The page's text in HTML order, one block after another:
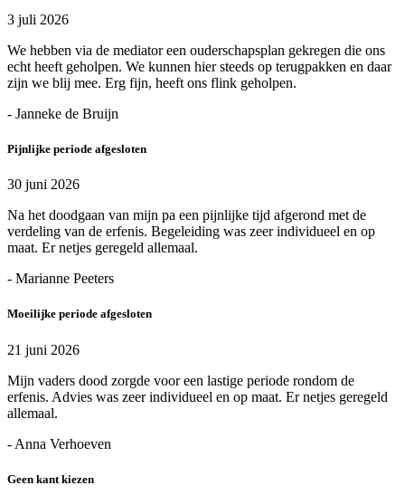
3 juli 2026
We hebben via de mediator een ouderschapsplan gekregen die ons
echt heeft geholpen. We kunnen hier steeds op terugpakken en daar
zijn we blij mee. Erg fijn, heeft ons flink geholpen.
- Janneke de Bruijn
Pijnlijke periode afgesloten
30 juni 2026
Na het doodgaan van mijn pa een pijnlijke tijd afgerond met de
verdeling van de erfenis. Begeleiding was zeer individueel en op
maat. Er netjes geregeld allemaal.
- Marianne Peeters
Moeilijke periode afgesloten
21 juni 2026
Mijn vaders dood zorgde voor een lastige periode rondom de
erfenis. Advies was zeer individueel en op maat. Er netjes geregeld
allemaal.
- Anna Verhoeven
Geen kant kiezen